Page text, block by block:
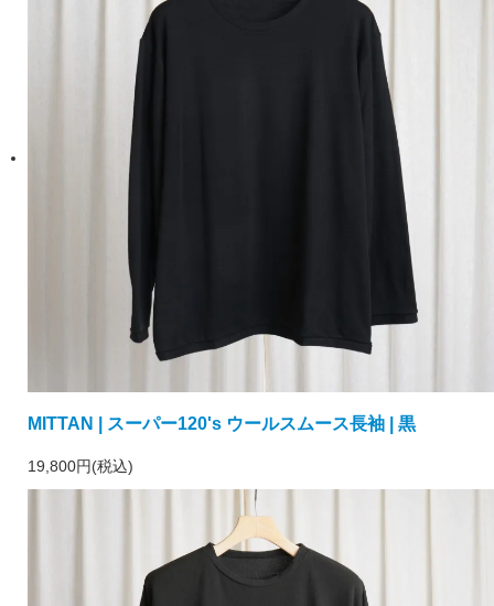
MITTAN | スーパー120's ウールスムース長袖 | 黒
19,800円(税込)